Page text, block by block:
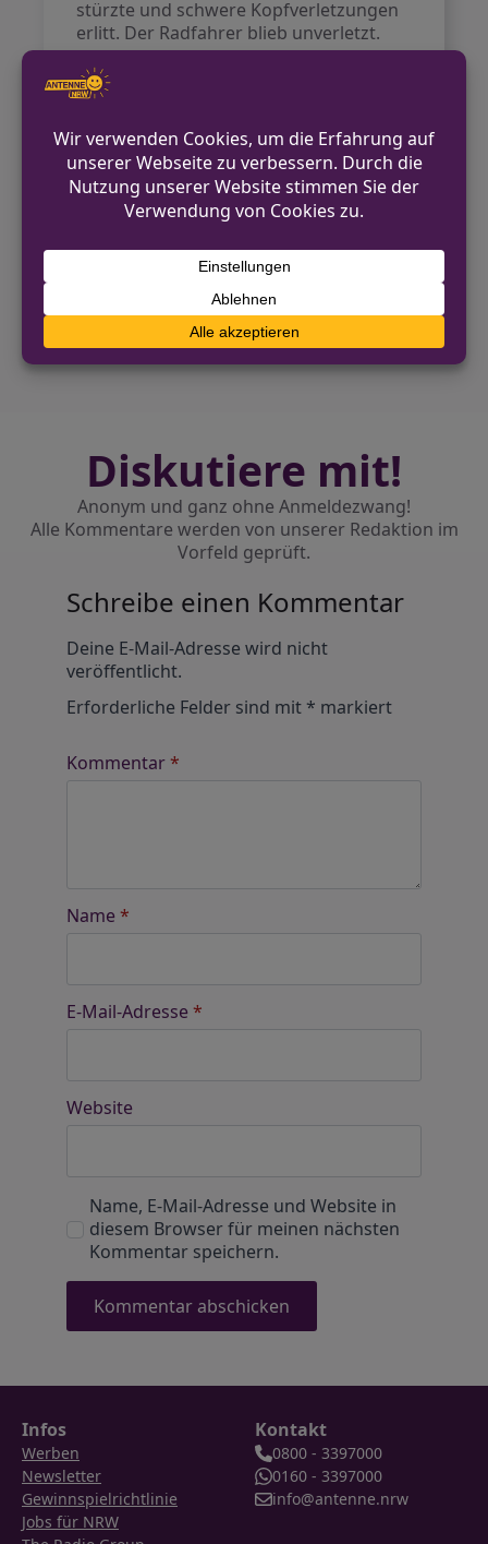
stürzte und schwere Kopfverletzungen
erlitt. Der Radfahrer blieb unverletzt.
Die Polizei hat die Ermittlungen zum
genauen Unfallhergang aufgenommen
melden.
VORHERIGER BEITRAG
Bilanz der Polizei zur Rheydter Frühkirmes
NÄCHSTER BEITRAG
Einbruch in Imbiss in Brüggen-Bracht
Diskutiere mit!
Anonym und ganz ohne Anmeldezwang!
Alle Kommentare werden von unserer Redaktion im
Vorfeld geprüft.
Schreibe einen Kommentar
Deine E-Mail-Adresse wird nicht
veröffentlicht.
Erforderliche Felder sind mit* markiert
Kommentar*
Name *
E-Mail-Adresse *
Website
Name, E-Mail-Adresse und Website in
diesem Browser für meinen nächsten
Kommentar speichern.
Infos
Werben
Newsletter
Gewinnspielrichtlinie
Jobs für NRW
Kontakt
0800 - 3397000
0160 - 3397000
info@antenne.nrw